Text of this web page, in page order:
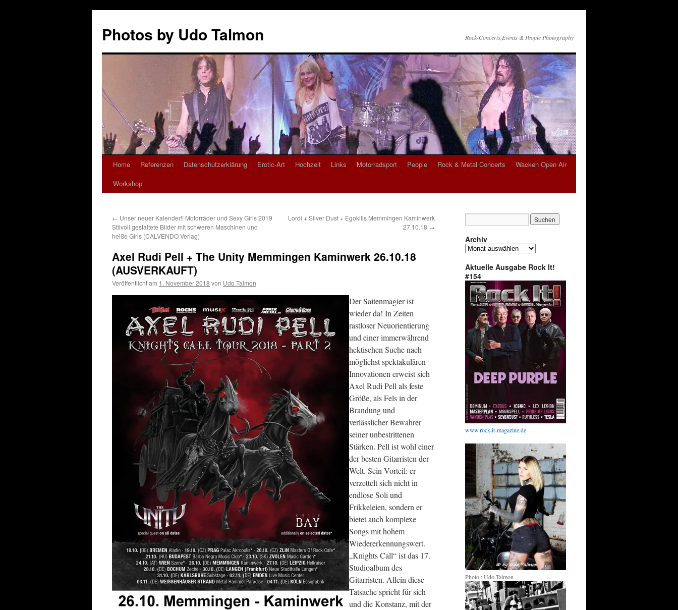
springen
Photos by Udo Talmon Rock-Concerts,Events & People Photography
Home Referenzen Datenschutzerklärung Erotic-Art Hochzeit Links Motorradsport People Rock & Metal Concerts
Wacken Open Air
Workshop
← Unser neuer Kalender!! Motorräder und Sexy Girls 2019
Stilvoll gestaltete Bilder mit schweren Maschinen und
heiße Girls (CALVENDO Verlag)
Lordi + Silver Dust + Egokills Memmingen Kaminwerk
27.10.18 →
Axel Rudi Pell + The Unity Memmingen Kaminwerk 26.10.18
(AUSVERKAUFT)
Veröffentlicht am 1. November 2018 von Udo Talmon
Der Saitenmagier ist
wieder da! In Zeiten
rastloser Neuorientierung
und einer immerwährend
hektischen Suche nach
möglichst spektakulären
Innovationen erweist sich
Axel Rudi Pell als feste
Größe, als Fels in der
Brandung und
verlässlicher Bewahrer
seiner unbestrittenen
Stärken. Pell ist wohl einer
der besten Gitarristen der
Welt. Sein Vorteil: er
verzettelt sich nicht in
endlose Soli und
Frikkeleien, sondern er
bietet auch komplexe
Songs mit hohem
Wiedererkennungswert.
„Knights Call“ ist das 17.
Studioalbum des
Gitarristen. Allein diese
Tatsache spricht für sich
und die Konstanz, mit der
Archiv
Archiv
Aktuelle Ausgabe Rock It!
#154
www.rock-it-magazine.de
Photo : Udo Talmon